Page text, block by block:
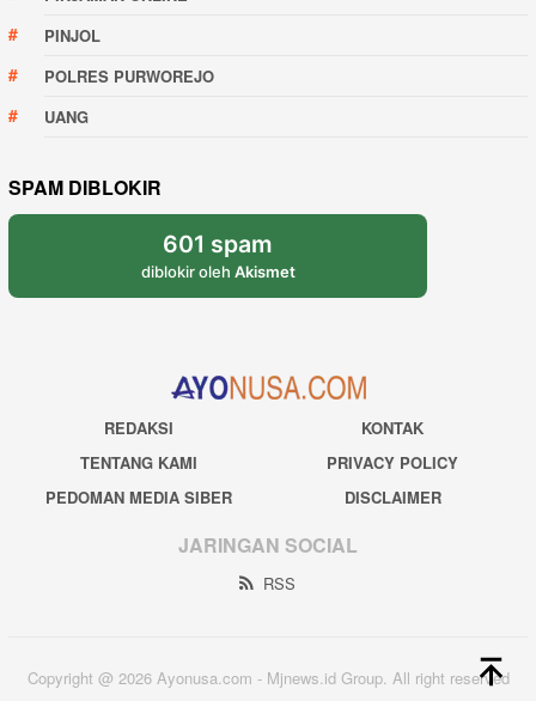
PINJOL
POLRES PURWOREJO
UANG
SPAM DIBLOKIR
601 spam
diblokir oleh Akismet
REDAKSI
KONTAK
TENTANG KAMI
PRIVACY POLICY
PEDOMAN MEDIA SIBER
DISCLAIMER
JARINGAN SOCIAL
RSS
Copyright @ 2026 Ayonusa.com - Mjnews.id Group. All right reserved